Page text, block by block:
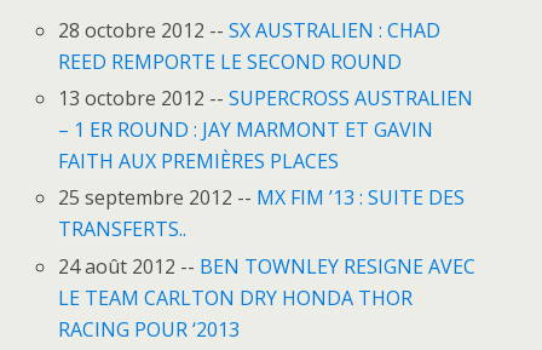
28 octobre 2012 --SX AUSTRALIEN : CHAD
REED REMPORTE LE SECOND ROUND
13 octobre 2012 --SUPERCROSS AUSTRALIEN
– 1 ER ROUND : JAY MARMONT ET GAVIN
FAITH AUX PREMIÈRES PLACES
25 septembre 2012 -- MX FIM ’13 : SUITE DES
TRANSFERTS..
24 août 2012 -- BEN TOWNLEY RESIGNE AVEC
LE TEAM CARLTON DRY HONDA THOR
RACING POUR ‘2013